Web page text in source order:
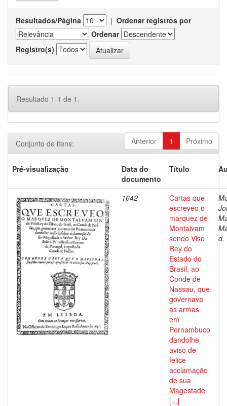
Resultados/Página | Ordenar registros por
Ordenar
Registro(s)
Resultado 1-1 de 1.
Anterior 1 Próximo
Conjunto de itens:
Pré-visualização
Data do
documento
Título
1642
Cartas que
escreveo o
marquez de
Montalvam
sendo Viso
Rey do
Estado do
Brasil, ao
Conde de
Nassau, que
governava
as armas
em
Pernambuco
dandolhe
aviso de
felice
acclamação
de sua
Magestade
[...]
d.